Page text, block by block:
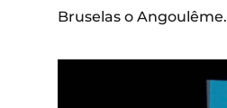
Bruselas o Angoulême.